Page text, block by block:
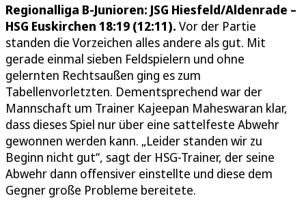
Regionalliga B-Junioren: JSG Hiesfeld/Aldenrade –
HSG Euskirchen 18:19 (12:11). Vor der Partie
standen die Vorzeichen alles andere als gut. Mit
gerade einmal sieben Feldspielern und ohne
gelernten Rechtsaußen ging es zum
Tabellenvorletzten. Dementsprechend war der
Mannschaft um Trainer Kajeepan Maheswaran klar,
dass dieses Spiel nur über eine sattelfeste Abwehr
gewonnen werden kann. „Leider standen wir zu
Beginn nicht gut“, sagt der HSG-Trainer, der seine
Abwehr dann offensiver einstellte und diese dem
Gegner große Probleme bereitete.